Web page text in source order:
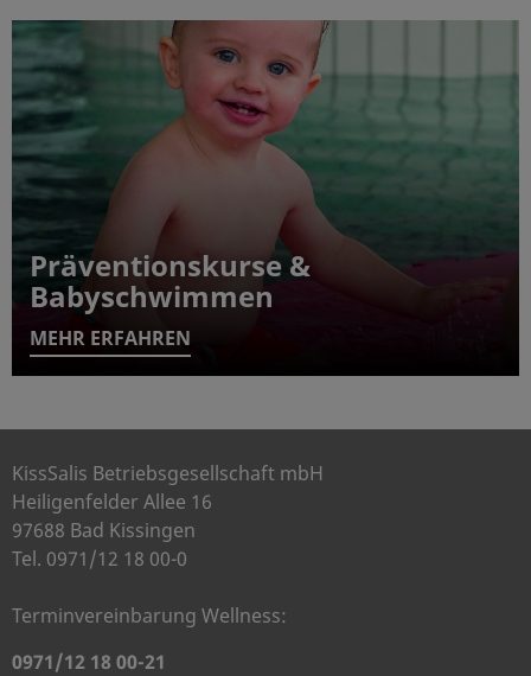
Präventionskurse &
Babyschwimmen
MEHR ERFAHREN
KissSalis Betriebsgesellschaft mbH
Heiligenfelder Allee 16
97688 Bad Kissingen
Tel. 0971/12 18 00-0
Terminvereinbarung Wellness:
0971/12 18 00-21